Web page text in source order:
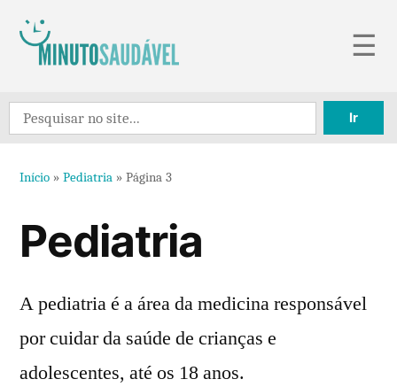
Pular
para
conteúdo
☰
Search
for:
Início » Pediatria » Página 3
Pediatria
A pediatria é a área da medicina responsável
por cuidar da saúde de crianças e
adolescentes, até os 18 anos.